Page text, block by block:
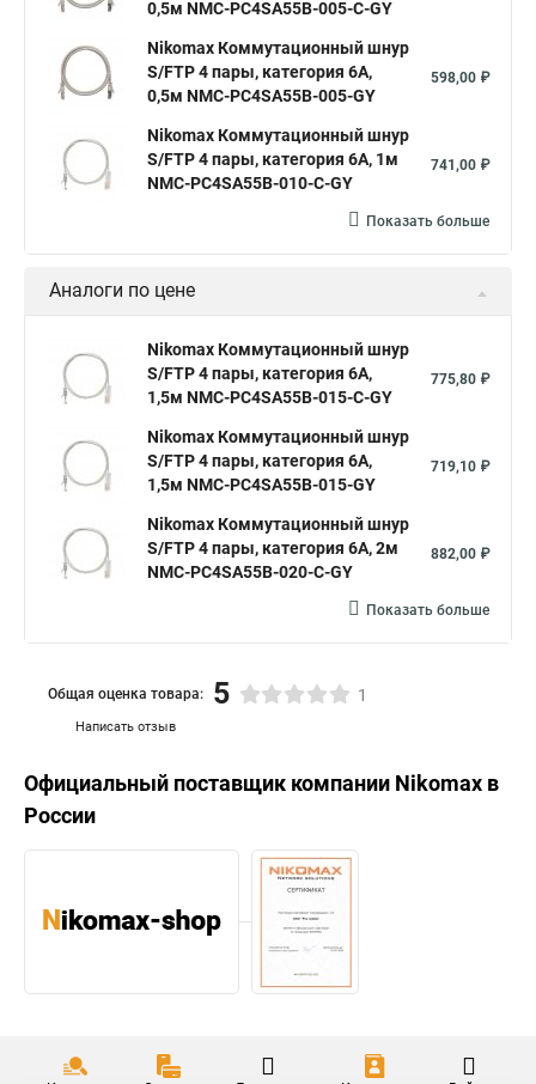
0,5м NMC-PC4SA55B-005-C-GY
Nikomax Коммутационный шнур
S/FTP 4 пары, категория 6A,
0,5м NMC-PC4SA55B-005-GY
598,00 ₽
Nikomax Коммутационный шнур
S/FTP 4 пары, категория 6A, 1м
NMC-PC4SA55B-010-C-GY
741,00 ₽
Показать больше
Аналоги по цене
Nikomax Коммутационный шнур
S/FTP 4 пары, категория 6А,
1,5м NMC-PC4SA55B-015-C-GY
775,80 ₽
Nikomax Коммутационный шнур
S/FTP 4 пары, категория 6А,
1,5м NMC-PC4SA55B-015-GY
719,10 ₽
Nikomax Коммутационный шнур
S/FTP 4 пары, категория 6А, 2м
NMC-PC4SA55B-020-C-GY
882,00 ₽
Показать больше
Написать отзыв
Общая оценка товара: 5 1
Официальный поставщик компании Nikomax в
России